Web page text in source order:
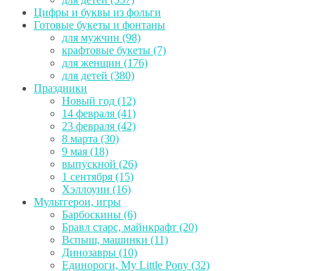
Цифры и буквы из фольги
Готовые букеты и фонтаны
для мужчин (98)
крафтовые букеты (7)
для женщин (176)
для детей (380)
Праздники
Новый год (12)
14 февраля (41)
23 февраля (42)
8 марта (30)
9 мая (18)
выпускной (26)
1 сентября (15)
Хэллоуин (16)
Мультгерои, игры
Барбоскины (6)
Бравл старс, майнкрафт (20)
Вспыш, машинки (11)
Динозавры (10)
Единороги, My Little Pony (32)